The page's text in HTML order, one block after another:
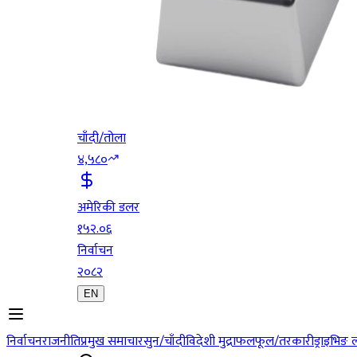
चाँदी/तोला
४,५८०
अमेरिकी डलर
१५२.०६
निर्वाचन
२०८२
EN
निर्वाचनराजनीतिप्रमुख समाचारसुन/चाँदीविदेशी मुद्राफलफूल/तरकारी